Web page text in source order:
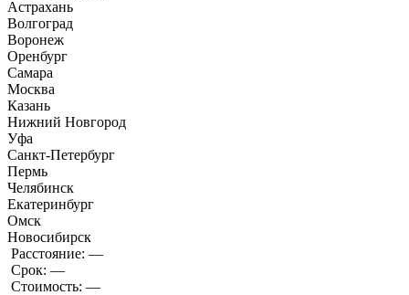
Астрахань
Волгоград
Воронеж
Оренбург
Самара
Москва
Казань
Нижний Новгород
Уфа
Санкт-Петербург
Пермь
Челябинск
Екатеринбург
Омск
Новосибирск
Расстояние: —
Срок: —
Стоимость: —